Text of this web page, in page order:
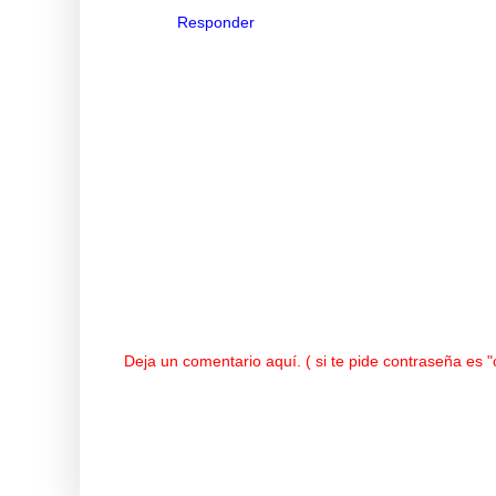
Responder
Deja un comentario aquí. ( si te pide contraseña es